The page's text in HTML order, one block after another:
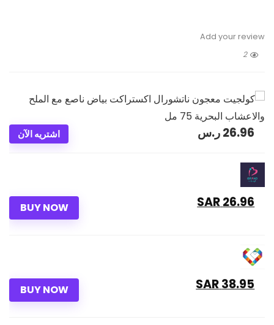
Add your review
2
اشتريه الآن 26.96ر.س
BUY NOW 26.96 SAR
BUY NOW 38.95 SAR